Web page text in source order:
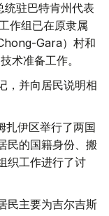
驻巴特肯州代表
作组已在原隶属
Gara）村和
术准备工作。
，并向居民说明相
扎伊区举行了两国
民的国籍身份、搬
织工作进行了讨
民主要为吉尔吉斯